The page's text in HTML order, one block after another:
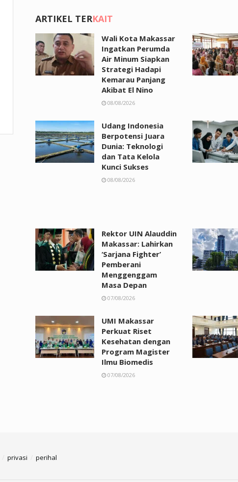
ARTIKEL TERKAIT
Wali Kota Makassar
Ingatkan Perumda
Air Minum Siapkan
Strategi Hadapi
Kemarau Panjang
Akibat El Nino
08/08/2026
Udang Indonesia
Berpotensi Juara
Dunia: Teknologi
dan Tata Kelola
Kunci Sukses
08/08/2026
Rektor UIN Alauddin
Makassar: Lahirkan
‘Sarjana Fighter’
Pemberani
Menggenggam
Masa Depan
07/08/2026
UMI Makassar
Perkuat Riset
Kesehatan dengan
Program Magister
Ilmu Biomedis
07/08/2026
privasi perihal